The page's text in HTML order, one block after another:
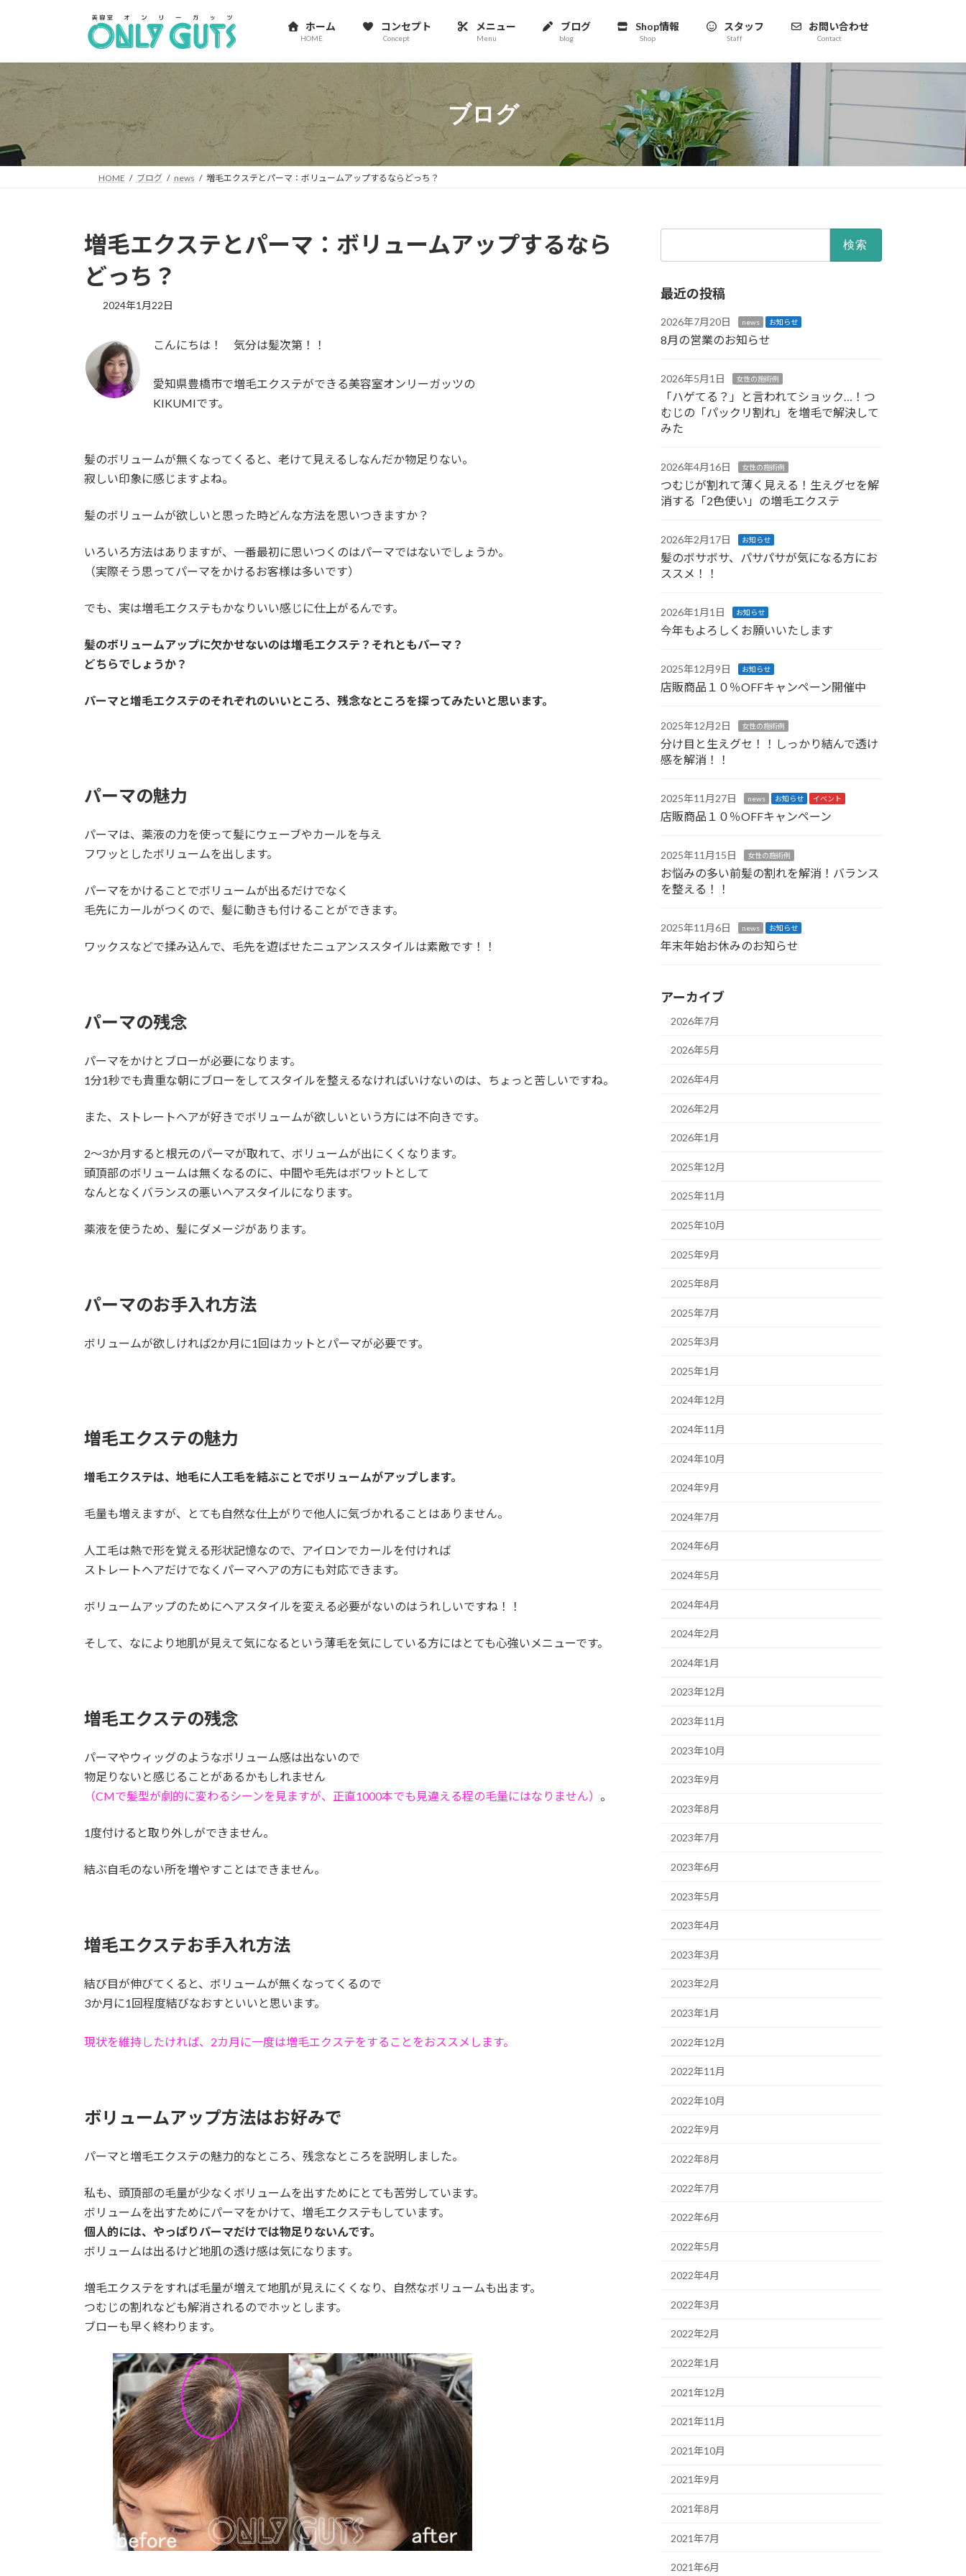
ン
へ
ッ
プ
ー
ョ
移
動
ホーム
HOME
コンセプト
Concept
メニュー
Menu
ブログ
blog
Shop情報
Shop
スタッフ
Staff
お問い合わせ
Contact
ブログ
HOME ブログ news 増毛エクステとパーマ：ボリュームアップするならどっち？
増毛エクステとパーマ：ボリュームアップするなら
どっち？
2024年1月22日
こんにちは！ 気分は髪次第！！
愛知県豊橋市で増毛エクステができる美容室オンリーガッツの
KIKUMIです。
髪のボリュームが無くなってくると、老けて見えるしなんだか物足りない。
寂しい印象に感じますよね。
髪のボリュームが欲しいと思った時どんな方法を思いつきますか？
いろいろ方法はありますが、一番最初に思いつくのはパーマではないでしょうか。
（実際そう思ってパーマをかけるお客様は多いです）
でも、実は増毛エクステもかなりいい感じに仕上がるんです。
髪のボリュームアップに欠かせないのは増毛エクステ？それともパーマ？
どちらでしょうか？
パーマと増毛エクステのそれぞれのいいところ、残念なところを探ってみたいと思います。
パーマの魅力
パーマは、薬液の力を使って髪にウェーブやカールを与え
フワッとしたボリュームを出します。
パーマをかけることでボリュームが出るだけでなく
毛先にカールがつくので、髪に動きも付けることができます。
ワックスなどで揉み込んで、毛先を遊ばせたニュアンススタイルは素敵です！！
パーマの残念
パーマをかけとブローが必要になります。
1分1秒でも貴重な朝にブローをしてスタイルを整えるなければいけないのは、ちょっと苦しいですね。
また、ストレートヘアが好きでボリュームが欲しいという方には不向きです。
2～3か月すると根元のパーマが取れて、ボリュームが出にくくなります。
頭頂部のボリュームは無くなるのに、中間や毛先はボワットとして
なんとなくバランスの悪いヘアスタイルになります。
薬液を使うため、髪にダメージがあります。
パーマのお手入れ方法
ボリュームが欲しければ2か月に1回はカットとパーマが必要です。
増毛エクステの魅力
増毛エクステは、地毛に人工毛を結ぶことでボリュームがアップします。
毛量も増えますが、とても自然な仕上がりで他人に気づかれることはありません。
人工毛は熱で形を覚える形状記憶なので、アイロンでカールを付ければ
ストレートヘアだけでなくパーマヘアの方にも対応できます。
ボリュームアップのためにヘアスタイルを変える必要がないのはうれしいですね！！
そして、なにより地肌が見えて気になるという薄毛を気にしている方にはとても心強いメニューです。
増毛エクステの残念
パーマやウィッグのようなボリューム感は出ないので
物足りないと感じることがあるかもしれません
（CMで髪型が劇的に変わるシーンを見ますが、正直1000本でも見違える程の毛量にはなりません） 。
1度付けると取り外しができません。
結ぶ自毛のない所を増やすことはできません。
増毛エクステお手入れ方法
結び目が伸びてくると、ボリュームが無くなってくるので
3か月に1回程度結びなおすといいと思います。
現状を維持したければ、2カ月に一度は増毛エクステをすることをおススメします。
ボリュームアップ方法はお好みで
パーマと増毛エクステの魅力的なところ、残念なところを説明しました。
私も、頭頂部の毛量が少なくボリュームを出すためにとても苦労しています。
ボリュームを出すためにパーマをかけて、増毛エクステもしています。
個人的には、やっぱりパーマだけでは物足りないんです。
ボリュームは出るけど地肌の透け感は気になります。
増毛エクステをすれば毛量が増えて地肌が見えにくくなり、自然なボリュームも出ます。
つむじの割れなども解消されるのでホッとします。
ブローも早く終わります。
最近の投稿
2026年7月20日 news お知らせ
8月の営業のお知らせ
2026年5月1日 女性の施術例
「ハゲてる？」と言われてショック…！つ
むじの「パックリ割れ」を増毛で解決して
みた
2026年4月16日 女性の施術例
つむじが割れて薄く見える！生えグセを解
消する「2色使い」の増毛エクステ
2026年2月17日 お知らせ
髪のボサボサ、パサパサが気になる方にお
ススメ！！
2026年1月1日 お知らせ
今年もよろしくお願いいたします
2025年12月9日 お知らせ
店販商品１０％OFFキャンペーン開催中
2025年12月2日 女性の施術例
分け目と生えグセ！！しっかり結んで透け
感を解消！！
2025年11月27日 news お知らせ イベント
店販商品１０％OFFキャンペーン
2025年11月15日 女性の施術例
お悩みの多い前髪の割れを解消！バランス
を整える！！
2025年11月6日 news お知らせ
年末年始お休みのお知らせ
アーカイブ
2026年7月
2026年5月
2026年4月
2026年2月
2026年1月
2025年12月
2025年11月
2025年10月
2025年9月
2025年8月
2025年7月
2025年3月
2025年1月
2024年12月
2024年11月
2024年10月
2024年9月
2024年7月
2024年6月
2024年5月
2024年4月
2024年2月
2024年1月
2023年12月
2023年11月
2023年10月
2023年9月
2023年8月
2023年7月
2023年6月
2023年5月
2023年4月
2023年3月
2023年2月
2023年1月
2022年12月
2022年11月
2022年10月
2022年9月
2022年8月
2022年7月
2022年6月
2022年5月
2022年4月
2022年3月
2022年2月
2022年1月
2021年12月
2021年11月
2021年10月
2021年9月
2021年8月
2021年7月
2021年6月